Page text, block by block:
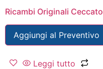
Ricambi Originali Ceccato
Aggiungi al Preventivo
Leggi tutto